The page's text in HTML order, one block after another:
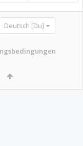
Deutsch [Du]